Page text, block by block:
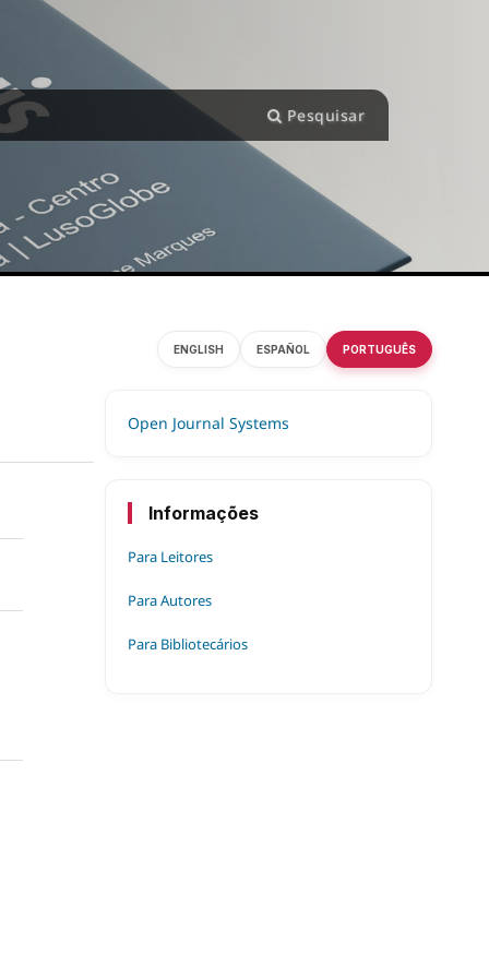
Pesquisar
Open Journal Systems
ENGLISH ESPAÑOL PORTUGUÊS
Informações
Para Leitores
Para Autores
Para Bibliotecários